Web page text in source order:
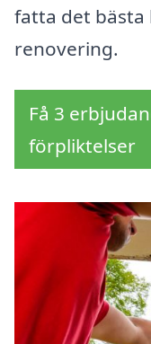
fatta det
renovering.
Få 3
förpliktelser